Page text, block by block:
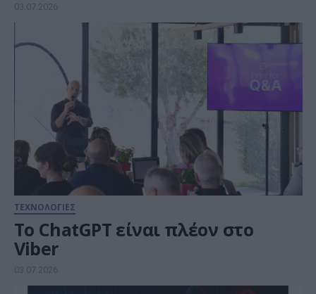
03.07.2026
ΤΕΧΝΟΛΟΓΙΕΣ
Το ChatGPT είναι πλέον στο
Viber
03.07.2026